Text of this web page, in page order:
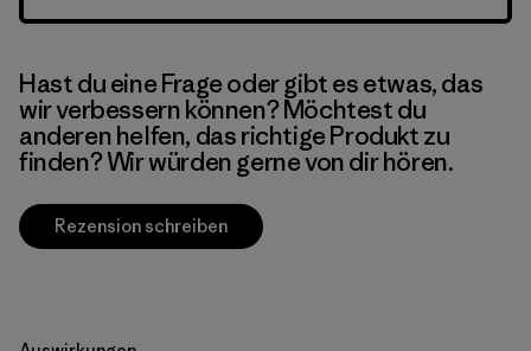
Hast du eine Frage oder gibt es etwas, das
wir verbessern können? Möchtest du
anderen helfen, das richtige Produkt zu
finden? Wir würden gerne von dir hören.
Rezension schreiben